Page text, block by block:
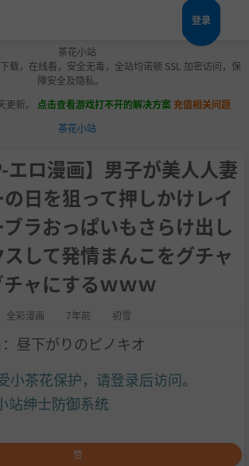
登录
载，在线看，安全无毒，全站均诺顿 SSL 加密访问，保
障安全及隐私。
更新。 点击查看游戏打不开的解决方案充值相关问题
エロ漫画】男子が美人人妻
日を狙って押しかけレイ
ラおっぱいもさらけ出し
して発情まんこをグチャ
ャにするｗｗｗ
全彩漫画 7年前 初雪
昼下がりのピノキオ
小茶花保护，请登录后访问。
赞